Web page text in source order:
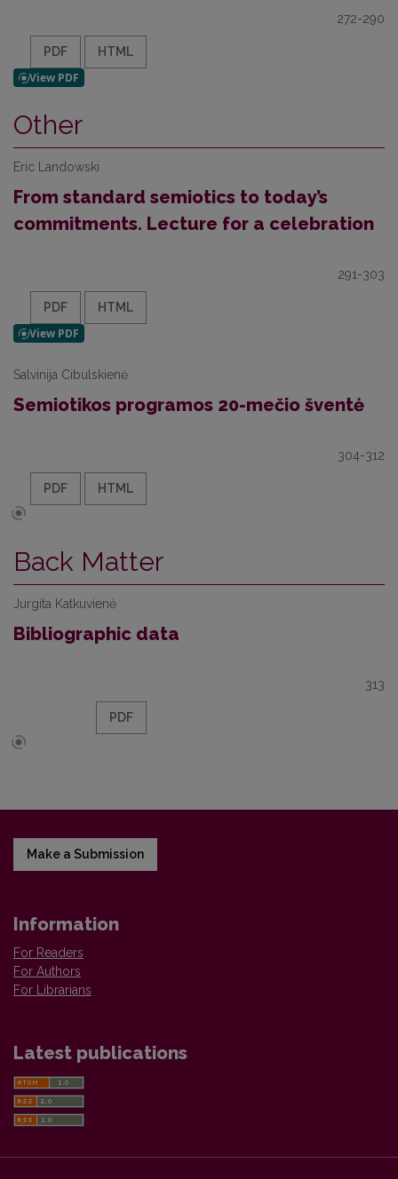
272-290
PDF HTML
Other
Eric Landowski
From standard semiotics to today’s
commitments. Lecture for a celebration
291-303
PDF HTML
Salvinija Cibulskienė
Semiotikos programos 20-mečio šventė
304-312
PDF HTML
Back Matter
Jurgita Katkuvienė
Bibliographic data
313
PDF
Make a Submission
Information
For Readers
For Authors
For Librarians
Latest publications